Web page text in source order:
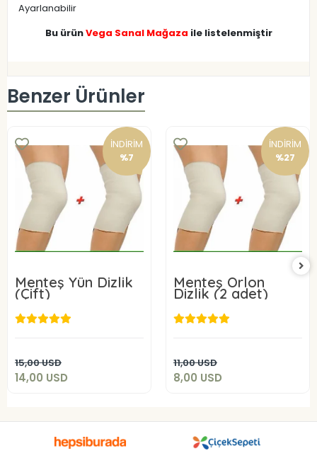
Ayarlanabilir
Bu ürünVega Sanal Mağaza ile listelenmiştir
Benzer Ürünler
İNDİRİM
%7
Menteş Yün Dizlik
(Çift)
15,00 USD
14,00 USD
14,00 USD
İNDİRİM
%27
Menteş Orlon
Dizlik (2 adet)
11,00 USD
8,00 USD
8,00 USD